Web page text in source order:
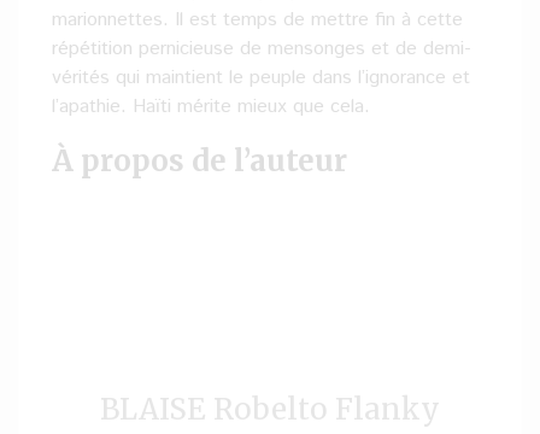
marionnettes. Il est temps de mettre fin à cette
répétition pernicieuse de mensonges et de demi-
vérités qui maintient le peuple dans l’ignorance et
l’apathie. Haïti mérite mieux que cela.
À propos de l’auteur
BLAISE Robelto Flanky